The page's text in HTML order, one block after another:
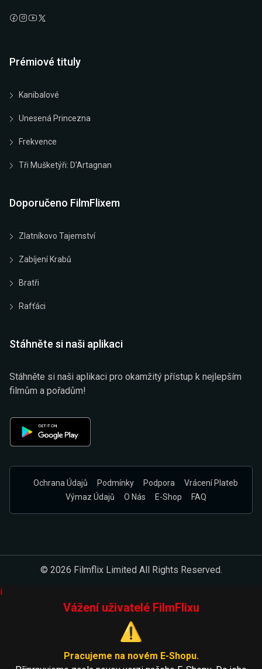
Prémiové tituly
Kanibalové
Unesená Princezna
Frekvence
Tři Mušketýři: D'Artagnan
Doporučeno FilmFlixem
Zlatníkovo Tajemství
Zabíjení Krabů
Bratři
Rafťáci
Stáhněte si naši aplikaci
Stáhněte si naši aplikaci pro okamžitý přístup k nejlepším
filmům a pořadům!
Ochrana Údajů Podmínky Podpora
Vrácení Plateb
Výmaz Údajů
O Nás E-Shop FAQ
© 2026 Filmflix Limited All Rights Reserved.
i
Vážení uživatelé FilmFlixu
⚠️
Pracujeme na novém E-Shopu.